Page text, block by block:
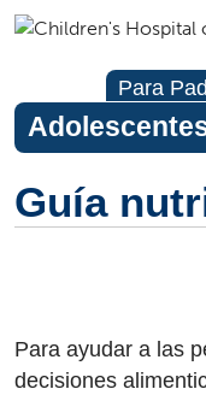
Para
Guía
Para ayudar a las
decisiones